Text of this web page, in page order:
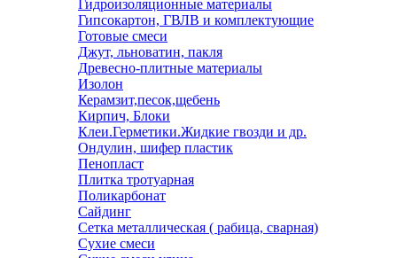
Гидроизоляционные материалы
Гипсокартон, ГВЛВ и комплектующие
Готовые смеси
Джут, льноватин, пакля
Древесно-плитные материалы
Изолон
Керамзит,песок,щебень
Кирпич, Блоки
Клеи.Герметики.Жидкие гвозди и др.
Ондулин, шифер пластик
Пенопласт
Плитка тротуарная
Поликарбонат
Сайдинг
Сетка металлическая ( рабица, сварная)
Сухие смеси